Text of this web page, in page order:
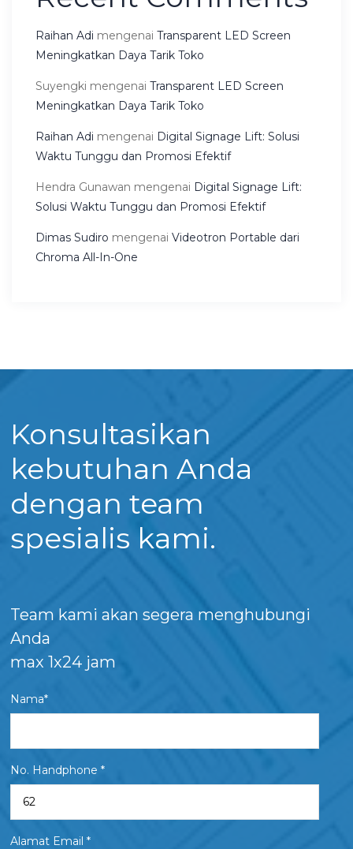
Raihan Adi mengenai Transparent LED Screen
Meningkatkan Daya Tarik Toko
Suyengki mengenai Transparent LED Screen
Meningkatkan Daya Tarik Toko
Raihan Adi mengenai Digital Signage Lift: Solusi
Waktu Tunggu dan Promosi Efektif
Hendra Gunawan mengenai Digital Signage Lift:
Solusi Waktu Tunggu dan Promosi Efektif
Dimas Sudiro mengenai Videotron Portable dari
Chroma All-In-One
Konsultasikan
kebutuhan Anda
dengan team
spesialis kami.
Team kami akan segera menghubungi
Anda
max 1x24 jam
Nama*
No. Handphone *
Alamat Email *